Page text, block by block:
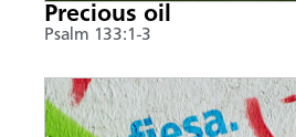
Precious oil
Psalm 133:1-3